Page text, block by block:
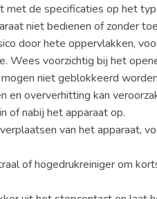
met de specificaties op het
niet bedienen of zonder
door hete oppervlakken,
Wees voorzichtig bij het
niet geblokkeerd
en oververhitting kan
of nabij het apparaat op.
van het apparaat,
of hogedrukreiniger om